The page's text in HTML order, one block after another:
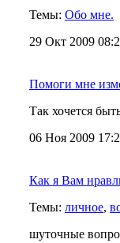
Темы: Обо мне.
29 Окт 2009
Помоги мне
Так хочется
06 Ноя 2009
Как я Вам
Темы: личное,
шуточные